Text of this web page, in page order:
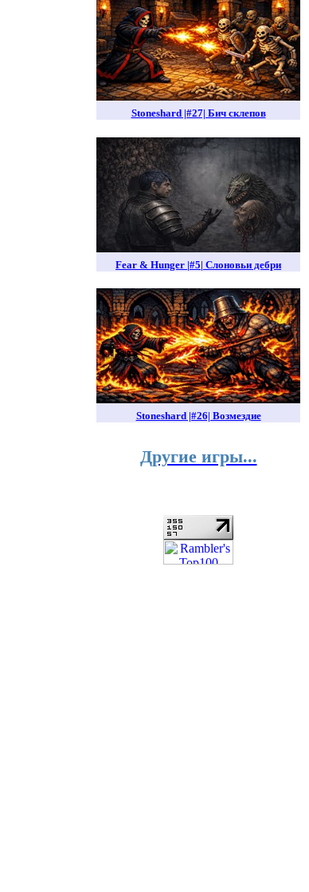
Stoneshard |#27| Бич склепов
Fear & Hunger |#5| Слоновьи дебри
Stoneshard |#26| Возмездие
Другие игры...